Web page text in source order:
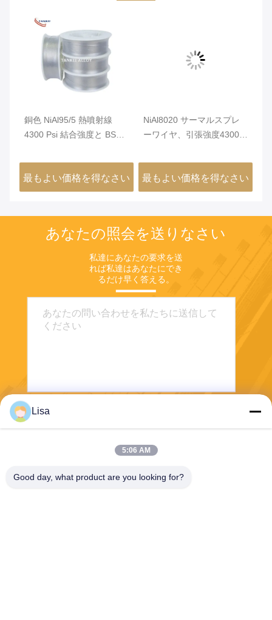
銅色 NiAl95/5 熱噴射線
4300 Psi 結合強度と BS
最もよい価格を得なさい
NiAl8020 サーマルスプレ
ーワイヤ、引張強度4300
な表面仕上げ
最もよい価格を得なさい
あなたの照会を送りなさい
私達にあなたの要求を送
れば私達はあなたにでき
るだけ早く答える。
Lisa
5:06 AM
Good day, what product are you looking for?